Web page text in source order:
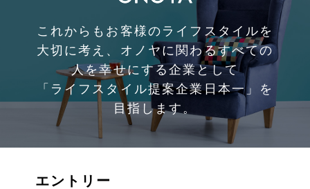
これからもお客様のライフスタイルを
大切に考え、 オノヤに関わるすべての
人を幸せにする企業として
「ライフスタイル提案企業日本一」を
目指します。
エントリー